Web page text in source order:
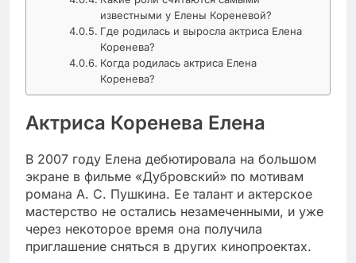
известными у Елены Кореневой?
Где родилась и выросла актриса Елена
Коренева?
Когда родилась актриса Елена
Коренева?
Актриса Коренева Елена
В 2007 году Елена дебютировала на большом
экране в фильме «Дубровский» по мотивам
романа А. С. Пушкина. Ее талант и актерское
мастерство не остались незамеченными, и уже
через некоторое время она получила
приглашение сняться в других кинопроектах.